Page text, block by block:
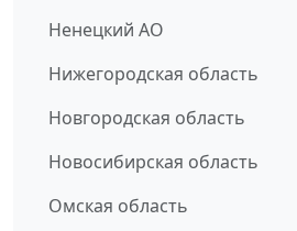
Ненецкий АО
Нижегородская область
Новгородская область
Новосибирская область
Омская область